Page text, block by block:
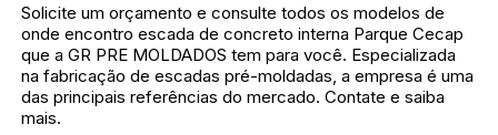
Solicite um orçamento e consulte todos os modelos de
onde encontro escada de concreto interna Parque Cecap
que a GR PRE MOLDADOS tem para você. Especializada
na fabricação de escadas pré-moldadas, a empresa é uma
das principais referências do mercado. Contate e saiba
mais.